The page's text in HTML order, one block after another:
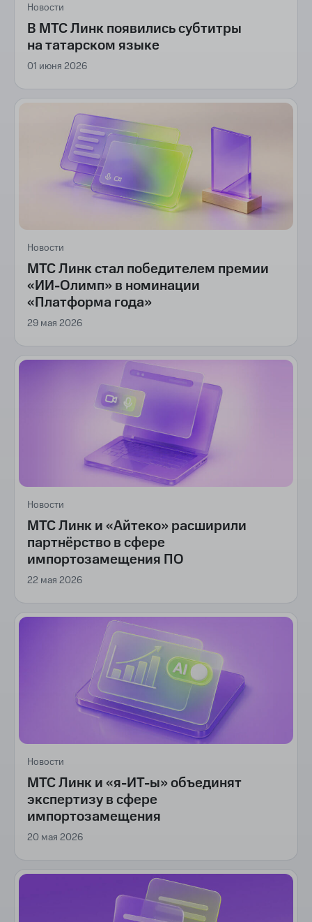
Новости
В МТС Линк появились субтитры
на татарском языке
01 июня 2026
Новости
МТС Линк стал победителем премии
«ИИ-Олимп» в номинации
«Платформа года»
29 мая 2026
Новости
МТС Линк и «Айтеко» расширили
партнёрство в сфере
импортозамещения ПО
22 мая 2026
Новости
МТС Линк и «я-ИТ-ы» объединят
экспертизу в сфере
импортозамещения
20 мая 2026